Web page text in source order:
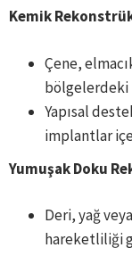
Kemik
Çene,
bölgelerdeki
Yapısal
implantlar
Yumuşak Doku
Deri, yağ
hareketliliği